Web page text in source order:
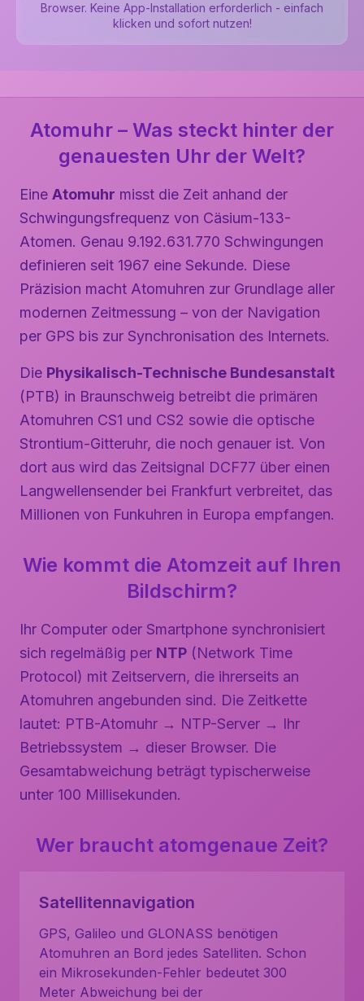
Browser. Keine App-Installation erforderlich - einfach
klicken und sofort nutzen!
Atomuhr – Was steckt hinter der
genauesten Uhr der Welt?
Eine Atomuhr misst die Zeit anhand der
Schwingungsfrequenz von Cäsium-133-
Atomen. Genau 9.192.631.770 Schwingungen
definieren seit 1967 eine Sekunde. Diese
Präzision macht Atomuhren zur Grundlage aller
modernen Zeitmessung – von der Navigation
per GPS bis zur Synchronisation des Internets.
Die Physikalisch-Technische Bundesanstalt
(PTB) in Braunschweig betreibt die primären
Atomuhren CS1 und CS2 sowie die optische
Strontium-Gitteruhr, die noch genauer ist. Von
dort aus wird das Zeitsignal DCF77 über einen
Langwellensender bei Frankfurt verbreitet, das
Millionen von Funkuhren in Europa empfangen.
Wie kommt die Atomzeit auf Ihren
Bildschirm?
Ihr Computer oder Smartphone synchronisiert
sich regelmäßig per NTP (Network Time
Protocol) mit Zeitservern, die ihrerseits an
Atomuhren angebunden sind. Die Zeitkette
lautet: PTB-Atomuhr → NTP-Server → Ihr
Betriebssystem → dieser Browser. Die
Gesamtabweichung beträgt typischerweise
unter 100 Millisekunden.
Wer braucht atomgenaue Zeit?
Satellitennavigation
GPS, Galileo und GLONASS benötigen
Atomuhren an Bord jedes Satelliten. Schon
ein Mikrosekunden-Fehler bedeutet 300
Meter Abweichung bei der